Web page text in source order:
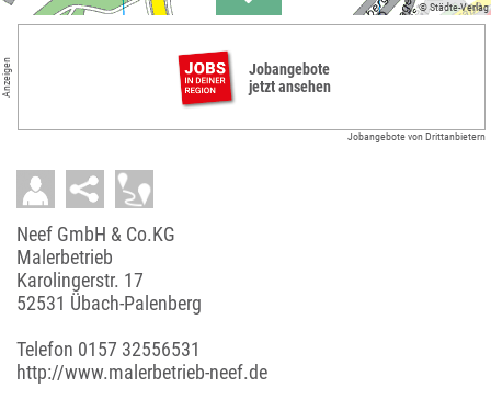
© Städte-Verlag
Anzeigen
Jobangebote
jetzt ansehen
Jobangebote von Drittanbietern
Neef GmbH & Co.KG
Malerbetrieb
Karolingerstr. 17
52531 Übach-Palenberg
Telefon 0157 32556531
http://www.malerbetrieb-neef.de